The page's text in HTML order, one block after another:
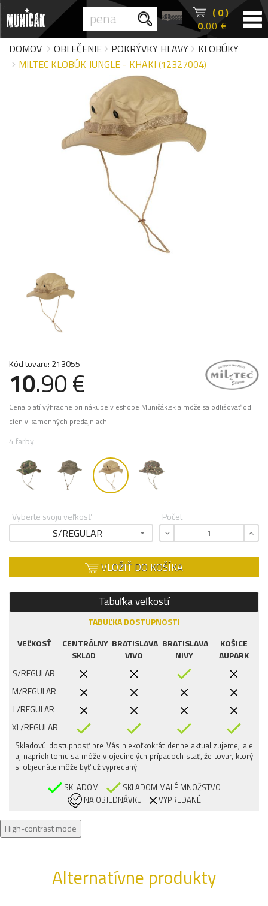
( 0 )
0.00 €
DOMOV
OBLEČENIE POKRÝVKY HLAVY
KLOBÚKY
MILTEC KLOBÚK JUNGLE - KHAKI (12327004)
Kód tovaru: 213055
10.90 €
Cena platí výhradne pri nákupe v eshope Muničák.sk a môže sa odlišovať od
cien v kamenných predajniach.
4 farby
Vyberte svoju veľkosť
S/REGULAR
Počet
VLOŽIŤ DO KOŠÍKA
Tabuľka veľkostí
TABUĽKA DOSTUPNOSTI
VEĽKOSŤ
CENTRÁLNY
SKLAD
BRATISLAVA
VIVO
BRATISLAVA
NIVY
KOŠICE
AUPARK
S/REGULAR
M/REGULAR
L/REGULAR
XL/REGULAR
Skladovú dostupnosť pre Vás niekoľkokrát denne aktualizujeme, ale
aj napriek tomu sa môže v ojedinelých prípadoch stať, že tovar, ktorý
si objednáte môže byť už vypredaný.
SKLADOM
SKLADOM MALÉ MNOŽSTVO
NA OBJEDNÁVKU
VYPREDANÉ
High-contrast mode
Alternatívne produkty